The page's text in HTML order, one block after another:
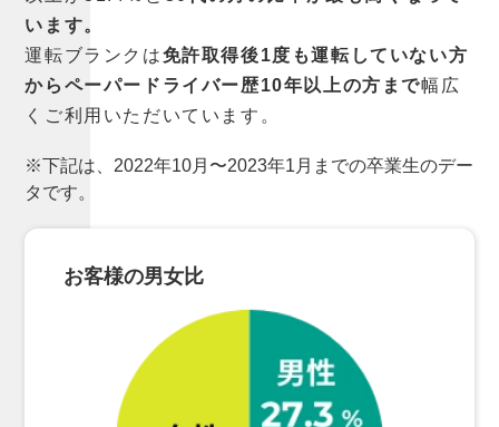
います。
運転ブランクは免許取得後1度も運転していない方
からペーパードライバー歴10年以上の方まで幅広
くご利用いただいています。
※下記は、2022年10月〜2023年1月までの卒業生のデー
タです。
お客様の男女比